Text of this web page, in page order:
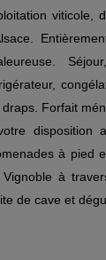
viticole,
draps. Forfait
disposition
à pied
à
de cave et